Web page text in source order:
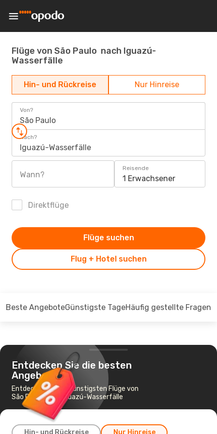
Flüge von São Paulo nach Iguazú-
Wasserfälle
Hin- und Rückreise Nur Hinreise
Von?
São Paulo
Nach?
Iguazú-Wasserfälle
Wann?
Reisende
1 Erwachsener
Direktflüge
Flug + Hotel suchen
Flüge suchen
Beste AngeboteGünstigste TageHäufig gestellte Fragen
Entdecken Sie die besten
Angebote
Entdecken Sie die günstigsten Flüge von
São Paulo nach Iguazú-Wasserfälle
Hin- und Rückreise Nur Hinreise